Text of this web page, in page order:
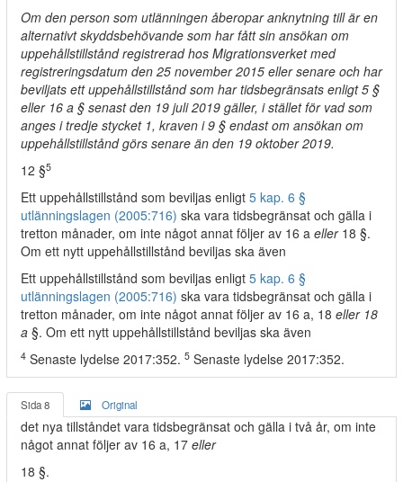
Om den person som utlänningen åberopar anknytning till är en
alternativt skyddsbehövande som har fått sin ansökan om
uppehållstillstånd registrerad hos Migrationsverket med
registreringsdatum den 25 november 2015 eller senare och har
beviljats ett uppehållstillstånd som har tidsbegränsats enligt 5 §
eller 16 a § senast den 19 juli 2019 gäller, i stället för vad som
anges i tredje stycket 1, kraven i 9 § endast om ansökan om
uppehållstillstånd görs senare än den 19 oktober 2019.
12 §5
Ett uppehållstillstånd som beviljas enligt 5 kap. 6 §
utlänningslagen (2005:716) ska vara tidsbegränsat och gälla i
tretton månader, om inte något annat följer av 16 a eller 18 §.
Om ett nytt uppehållstillstånd beviljas ska även
Ett uppehållstillstånd som beviljas enligt 5 kap. 6 §
utlänningslagen (2005:716) ska vara tidsbegränsat och gälla i
tretton månader, om inte något annat följer av 16 a, 18 eller 18
a §. Om ett nytt uppehållstillstånd beviljas ska även
4 Senaste lydelse 2017:352. 5 Senaste lydelse 2017:352.
Sida 8 Original
det nya tillståndet vara tidsbegränsat och gälla i två år, om inte
något annat följer av 16 a, 17 eller
18 §.